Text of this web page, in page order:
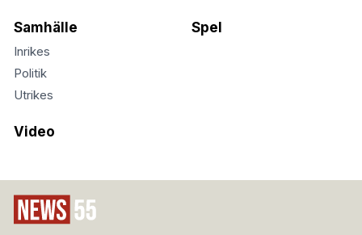
Samhälle
Inrikes
Politik
Utrikes
Spel
Video